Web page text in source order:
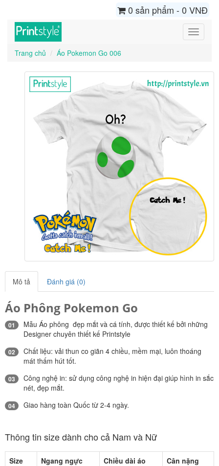
0 sản phẩm - 0 VNĐ
Toggle
Trang chủ
Áo Pokemon Go 006
Mô tả Đánh giá (0)
Áo Phông Pokemon Go
01
Mẫu Áo phông đẹp mắt và cá tính, được thiết kế bởi những
Designer chuyên thiết kế Printstyle
02
Chất liệu: vải thun co giãn 4 chiều, mềm mại, luôn thoáng
mát thấm hút tốt.
03
Công nghệ in: sử dụng công nghệ in hiện đại giúp hình in sắc
nét, đẹp mắt.
04 Giao hàng toàn Quốc từ 2-4 ngày.
Thông tin size dành cho cả Nam và Nữ
Size Ngang ngực Chiều dài áo
Cân nặng